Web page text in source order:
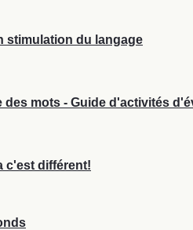
stimulation du langage
des mots - Guide d'activités
c'est différent!